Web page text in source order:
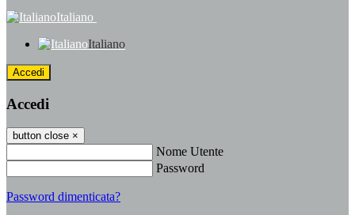
Italiano
Italiano
Accedi
Accedi
button close ×
Nome Utente
Password
Password dimenticata?